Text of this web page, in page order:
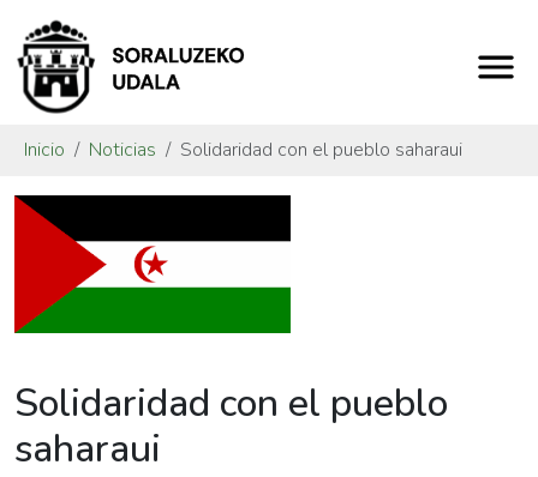
Inicio Noticias Solidaridad con el pueblo saharaui
Solidaridad con el pueblo
saharaui